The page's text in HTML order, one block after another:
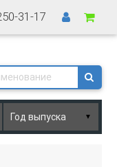
31-17
▼